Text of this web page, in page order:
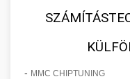
- MMC CHIPTUNING